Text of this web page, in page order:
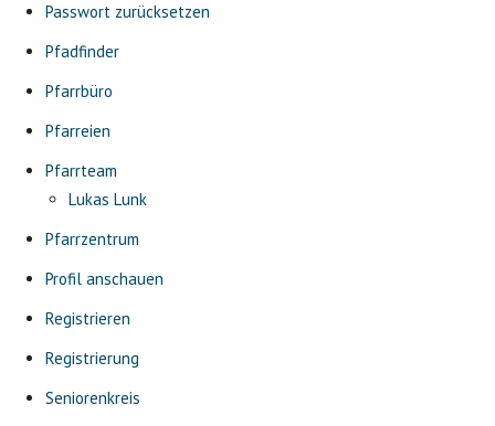
Passwort zurücksetzen
Pfadfinder
Pfarrbüro
Pfarreien
Pfarrteam
Lukas Lunk
Pfarrzentrum
Profil anschauen
Registrieren
Registrierung
Seniorenkreis